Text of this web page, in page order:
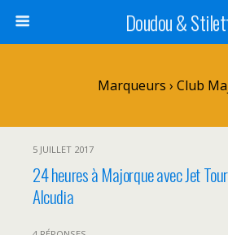
Doudou &
Marqueurs › Club
5 JUILLET 2017
24 heures à Majorque avec Jet
Alcudia